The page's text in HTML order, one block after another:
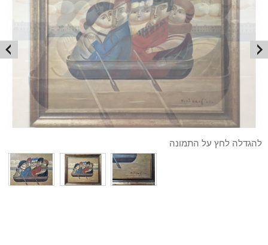
להגדלה לחץ על התמונה